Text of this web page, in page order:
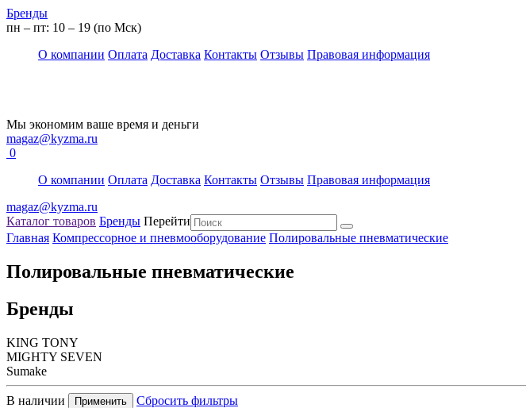
Бренды
пн – пт: 10 – 19 (по Мск)
О компании Оплата Доставка Контакты Отзывы Правовая информация
Мы экономим ваше время и деньги
magaz@kyzma.ru
0
О компании Оплата Доставка Контакты Отзывы Правовая информация
magaz@kyzma.ru
Каталог товаров Бренды Перейти
Главная Компрессорное и пневмооборудование Полировальные пневматические
Полировальные пневматические
Бренды
KING TONY
MIGHTY SEVEN
Sumake
В наличии Применить
Сбросить фильтры